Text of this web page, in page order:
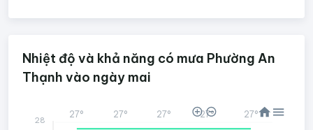
Nhiệt độ và khả năng có mưa Phường An
Thạnh vào ngày mai
27° 27° 27° 27° 27°
28